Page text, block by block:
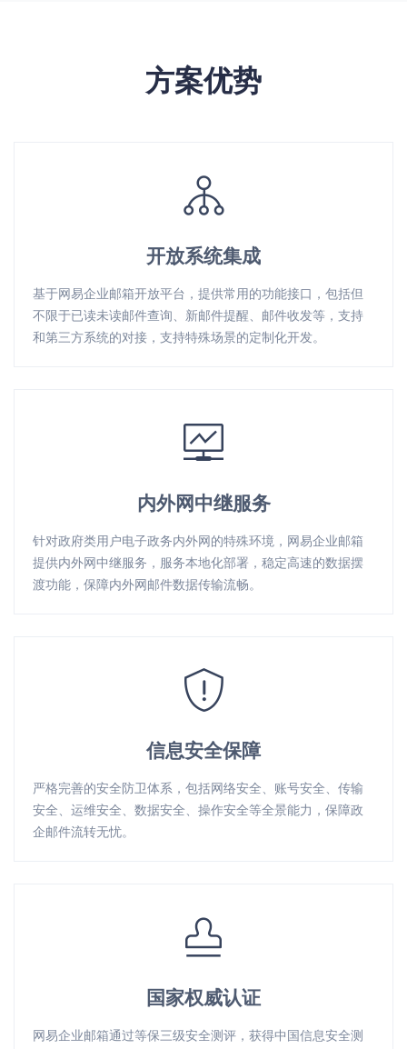
方案优势
开放系统集成
基于网易企业邮箱开放平台，提供常用的功能接口，包括但
不限于已读未读邮件查询、新邮件提醒、邮件收发等，支持
和第三方系统的对接，支持特殊场景的定制化开发。
内外网中继服务
针对政府类用户电子政务内外网的特殊环境，网易企业邮箱
提供内外网中继服务，服务本地化部署，稳定高速的数据摆
渡功能，保障内外网邮件数据传输流畅。
信息安全保障
严格完善的安全防卫体系，包括网络安全、账号安全、传输
安全、运维安全、数据安全、操作安全等全景能力，保障政
企邮件流转无忧。
国家权威认证
网易企业邮箱通过等保三级安全测评，获得中国信息安全测